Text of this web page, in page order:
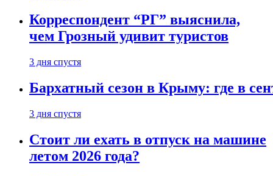
Корреспондент “РГ” выяснила,
чем Грозный удивит туристов
3 дня спустя
Бархатный сезон в Крыму: где в
3 дня спустя
Стоит ли ехать в отпуск на машине
летом 2026 года?